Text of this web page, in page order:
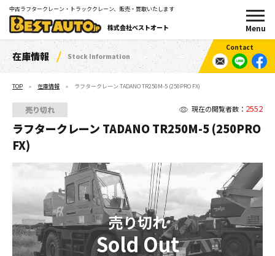
中古ラフタークレーン・トラッククレーン、販売・買取いたします
株式会社ベストオート
在庫情報 Stock Information
TOP 在庫情報 ラフタークレーン TADANO TR250M-5 (250PRO FX)
現在の閲覧者数： 2552
売り切れ
ラフタークレーン TADANO TR250M-5 (250PRO
FX)